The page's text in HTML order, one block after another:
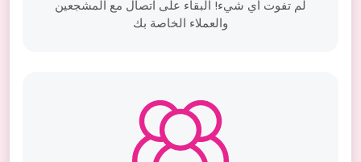
لم تفوت أي شيء! البقاء على اتصال مع المشجعين
والعملاء الخاصة بك